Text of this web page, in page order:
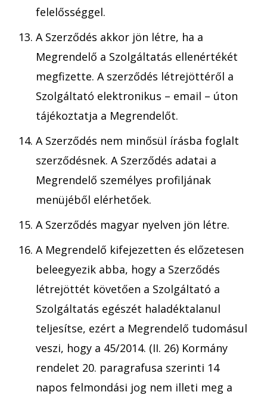
felelősséggel.
A Szerződés akkor jön létre, ha a
Megrendelő a Szolgáltatás ellenértékét
megfizette. A szerződés létrejöttéről a
Szolgáltató elektronikus – email – úton
tájékoztatja a Megrendelőt.
A Szerződés nem minősül írásba foglalt
szerződésnek. A Szerződés adatai a
Megrendelő személyes profiljának
menüjéből elérhetőek.
A Szerződés magyar nyelven jön létre.
A Megrendelő kifejezetten és előzetesen
beleegyezik abba, hogy a Szerződés
létrejöttét követően a Szolgáltató a
Szolgáltatás egészét haladéktalanul
teljesítse, ezért a Megrendelő tudomásul
veszi, hogy a 45/2014. (II. 26) Kormány
rendelet 20. paragrafusa szerinti 14
napos felmondási jog nem illeti meg a